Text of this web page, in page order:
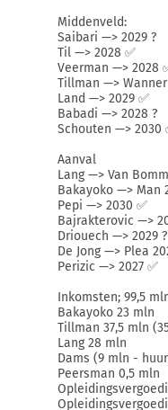
Middenveld:
Saibari —> 2029 ?
Til —> 2028 ✅
Veerman —> 2028
Tillman —> Wanner
Land —> 2029 ✅
Babadi —> 2028 ?
Schouten —> 2030
Aanval
Lang —> Van
Bakayoko —> Man
Pepi —> 2030 ✅
Bajrakterovic —>
Driouech —> 2029 ?
De Jong —> Plea
Perizic —> 2027 ✅
Inkomsten; 99,5
Bakayoko 23 mln
Tillman 37,5 mln
Lang 28 mln
Dams (9 mln -
Peersman 0,5 mln